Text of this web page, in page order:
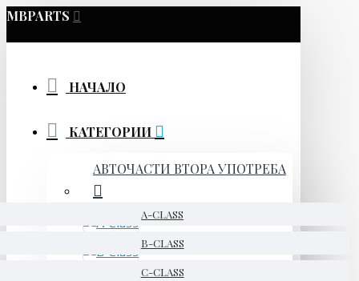
MBPARTS
НАЧАЛО
КАТЕГОРИИ
АВТОЧАСТИ ВТОРА УПОТРЕБА
A-CLASS
B-CLASS
C-CLASS